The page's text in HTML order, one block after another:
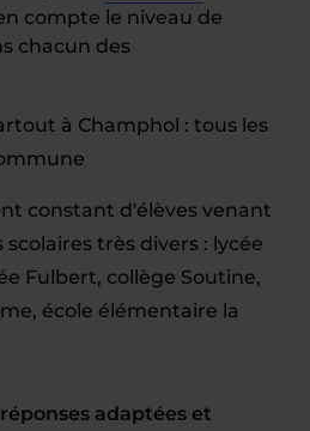
compte le niveau de
chacun des
à Champhol : tous les
constant d'élèves venant
très divers : lycée
Fulbert, collège Soutine,
école élémentaire la
adaptées et